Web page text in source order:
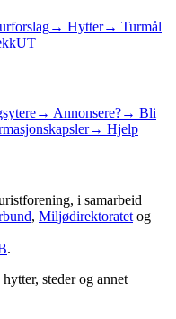
→ Hytter→ Turmål
→ Annonsere?→ Bli
→ Hjelp
i samarbeid
, Miljødirektoratet og
.
steder og annet